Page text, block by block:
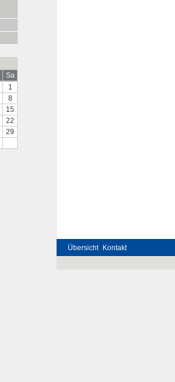
Sa
1
8
15
22
29
Übersicht Kontakt